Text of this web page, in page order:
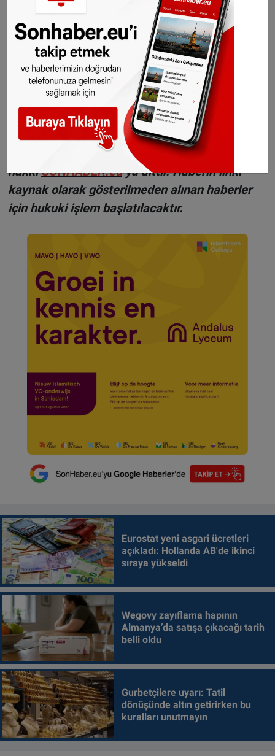
Haberlerimizi gram hesabımızdan da takip
edebilirsiniz.
WhatsAppta ücretsiz bültenimize abone olun,
Hollanda ve diğer Avrupa ülkeleri gündeminden
seçtiğimiz haberler her gün telefonunuza
gelsin! Abone olmak için tıklayın
Sitemizde yayımlanan haberlerin her türlü
hakkıSONHABER.eu’ya aittir. Haberin linki
kaynak olarak gösterilmeden alınan haberler
için hukuki işlem başlatılacaktır.
Eurostat yeni asgari ücretleri
açıkladı: Hollanda AB'de ikinci
sıraya yükseldi
Wegovy zayıflama hapının
Almanya’da satışa çıkacağı tarih
belli oldu
Gurbetçilere uyarı: Tatil
dönüşünde altın getirirken bu
kuralları unutmayın